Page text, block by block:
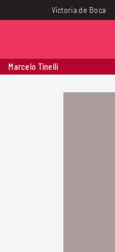
Victoria de Boca
Marcelo Tinelli